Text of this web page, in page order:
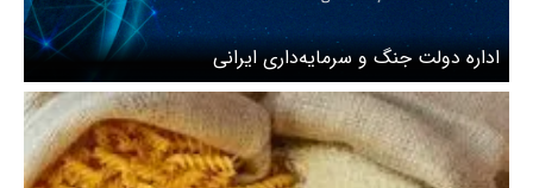
اداره دولت جنگ و سرمایه‌داری ایرانی